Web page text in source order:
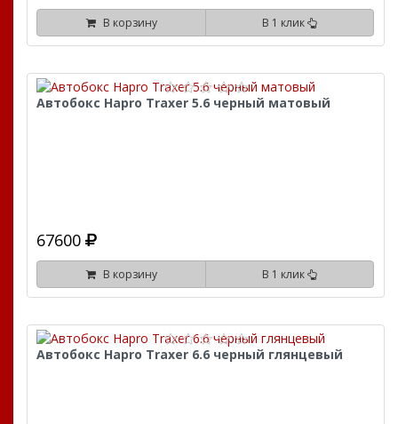
В корзину В 1 клик
Автобокс Hapro Traxer 5.6 черный матовый
67600
В корзину В 1 клик
Автобокс Hapro Traxer 6.6 черный глянцевый